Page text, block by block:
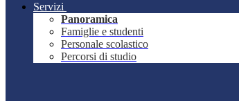
Servizi
Panoramica
Famiglie e studenti
Personale scolastico
Percorsi di studio